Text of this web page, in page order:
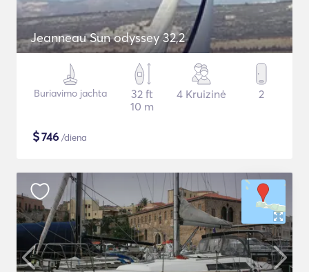
Jeanneau Sun odyssey 32,2
Buriavimo jachta
32 ft
10 m
4 Kruizinė 2
$746 /diena